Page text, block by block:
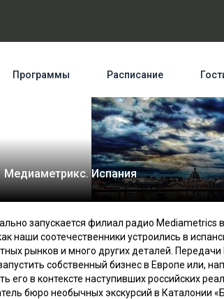
Программы Расписание
Медиаметрикс. Испания
запускается филиал радио Mediametrics
наши соотечественники устроились в
рынков и много других деталей.
собственный бизнес в Европе или,
его в контексте наступивших российских
бюро необычных экскурсий в Каталонии